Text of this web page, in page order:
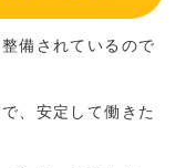
備されているので
、安定して働きた